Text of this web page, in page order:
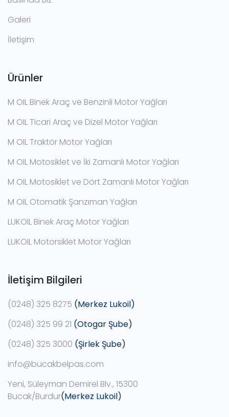
Galeri
İletişim
Ürünler
M OIL Binek Araç ve Benzinli Motor Yağları
M OIL Ticari Araç ve Dizel Motor Yağları
M OIL Traktör Motor Yağları
M OIL Motosiklet ve İki Zamanlı Motor Yağları
M OIL Motosiklet ve Dört Zamanlı Motor Yağları
M OIL Otomatik Şanzıman Yağları
LUKOIL Binek Araç Motor Yağları
LUKOIL Motorsiklet Motor Yağları
İletişim Bilgileri
(0248) 325 8275 (Merkez Lukoil)
(0248) 325 99 21 (Otogar Şube)
(0248) 325 3000 (Şirlek Şube)
info@bucakbelpas.com
Yeni, Süleyman Demirel Blv., 15300
Bucak/Burdur(Merkez Lukoil)